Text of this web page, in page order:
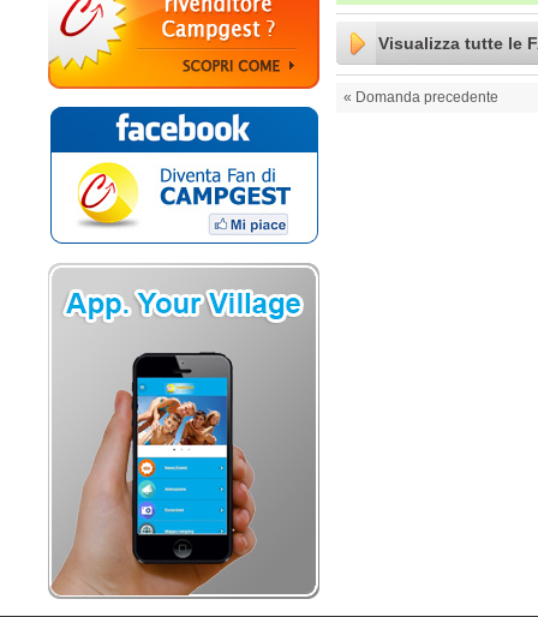
Visualizza tutte le
« Domanda precedente